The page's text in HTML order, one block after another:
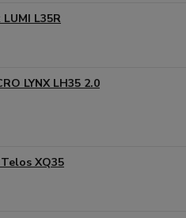
L35R
LYNX LH35 2.0
XQ35